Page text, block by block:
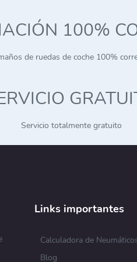
100%
de ruedas de coche 100%
Servicio totalmente gratuito
Links importantes
Calculadora de
Blog